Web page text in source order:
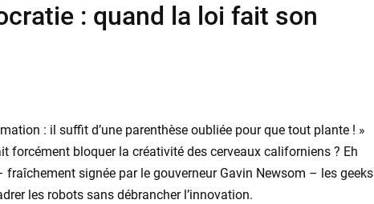
: quand la loi fait son
: il suffit d’une parenthèse oubliée pour que tout plante ! »
forcément bloquer la créativité des cerveaux californiens ? Eh
fraîchement signée par le gouverneur Gavin Newsom – les geeks
les robots sans débrancher l’innovation.